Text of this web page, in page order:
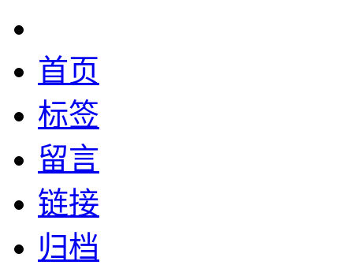
首页
标签
留言
链接
归档